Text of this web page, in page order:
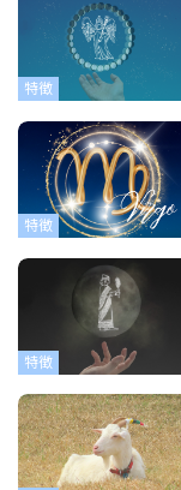
特徴
特徴
特徴